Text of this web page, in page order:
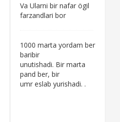
Va Ularni bir nafar ögil
farzandlari bor
1000 marta yordam ber
baribir
unutishadi. Bir marta
pand ber, bir
umr eslab yurishadi. .